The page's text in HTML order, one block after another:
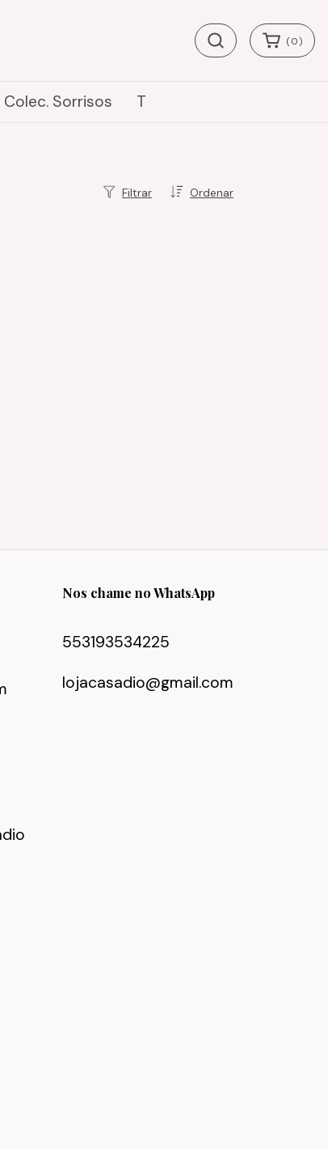
(0)
Sorrisos T
Ordenar
Filtrar
Nos chame no WhatsApp
553193534225
lojacasadio@gmail.com